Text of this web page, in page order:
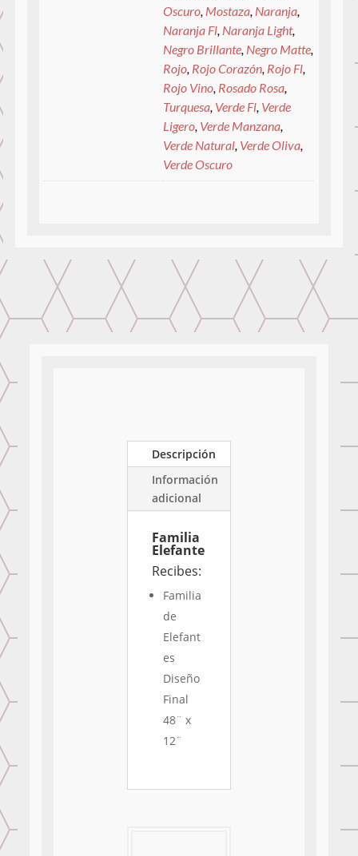
Oscuro, Mostaza, Naranja,
Naranja Fl, Naranja Light,
Negro Brillante, Negro Matte,
Rojo, Rojo Corazón, Rojo Fl,
Rojo Vino, Rosado Rosa,
Turquesa, Verde Fl, Verde
Ligero, Verde Manzana,
Verde Natural, Verde Oliva,
Verde Oscuro
Descripción
Información
adicional
Familia
Elefante
Recibes:
Familia
de
Elefant
es
Diseño
Final
48¨ x
12¨